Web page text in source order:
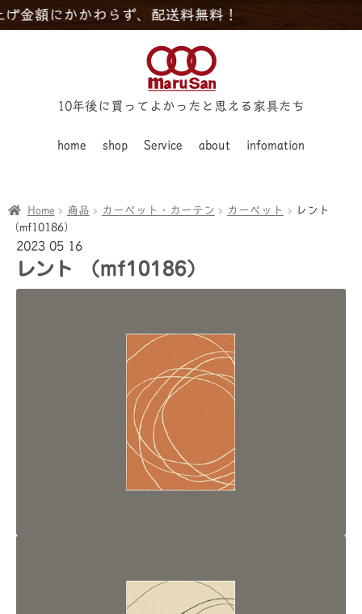
にかかわらず、配送料無料！
home shop Service about infomation
10年後に買ってよかったと思える家具たち
Home 商品 カーペット・カーテン カーペット
レント
（mf10186）
2023 05 16
レント （mf10186）